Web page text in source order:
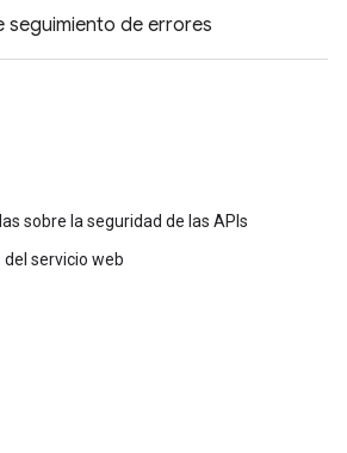
seguimiento de errores
sobre la seguridad de las APIs
servicio web